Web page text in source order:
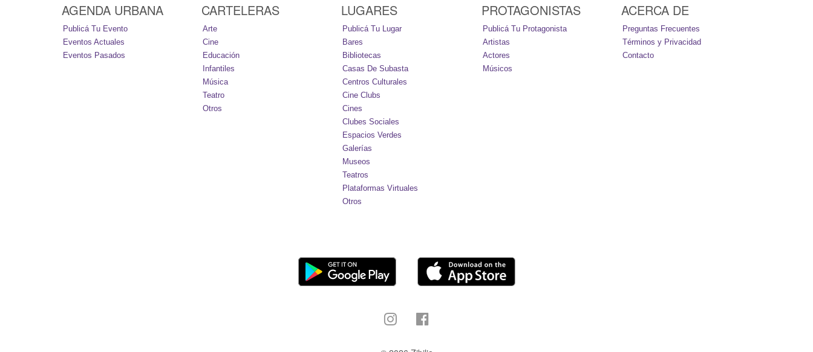
AGENDA URBANA
Publicá Tu Evento
Eventos Actuales
Eventos Pasados
CARTELERAS
Arte
Cine
Educación
Infantiles
Música
Teatro
Otros
LUGARES
Publicá Tu Lugar
Bares
Bibliotecas
Casas De Subasta
Centros Culturales
Cine Clubs
Cines
Clubes Sociales
Espacios Verdes
Galerías
Museos
Teatros
Plataformas Virtuales
Otros
PROTAGONISTAS
Publicá Tu Protagonista
Artistas
Actores
Músicos
ACERCA DE
Preguntas Frecuentes
Términos y Privacidad
Contacto